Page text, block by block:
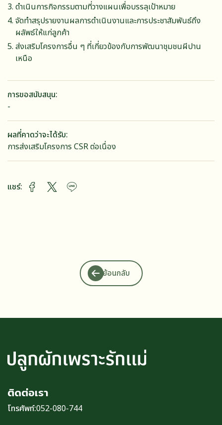
ดำเนินการกิจกรรมตามที่วางแผนเพื่อบรรลุเป้าหมาย
จัดทำสรุปรายงานผลการดำเนินงานและการประชาสัมพันธ์ถึง
ผลัพธ์ให้แก่ลูกค้า
ส่งเสริมโครงการอื่น ๆ ที่เกี่ยวข้องกับการพัฒนาชุมชนผีปาน
เหนือ
การขอสนับสนุน
-
ผลที่คาดว่าจะได้รับ
การส่งเสริมโครงการ CSR ต่อเนื่อง
แชร์:
ย้อนกลับ
ติดต่อเรา
โทรศัพท์:052-080-744